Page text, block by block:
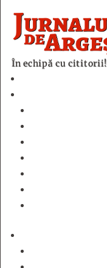
În echipă cu cititorii!